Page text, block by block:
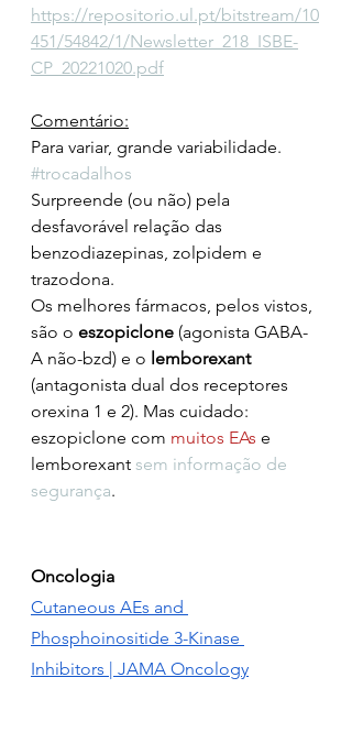
https://repositorio.ul.pt/bitstream/10
451/54842/1/Newsletter_218_ISBE-
CP_20221020.pdf
Comentário:
Para variar, grande variabilidade.
#trocadalhos
Surpreende (ou não) pela
desfavorável relação das
benzodiazepinas, zolpidem e
trazodona.
Os melhores fármacos, pelos vistos,
são o eszopiclone (agonista GABA-
A não-bzd) e o lemborexant
(antagonista dual dos receptores
orexina 1 e 2). Mas cuidado:
eszopiclone com muitos EAs e
lemborexant sem informação de
segurança.
Oncologia
Cutaneous AEs and
Phosphoinositide 3-Kinase
Inhibitors | JAMA Oncology